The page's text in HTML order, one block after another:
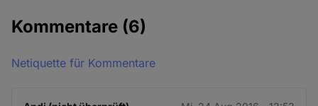
Kommentare (6)
Netiquette für Kommentare